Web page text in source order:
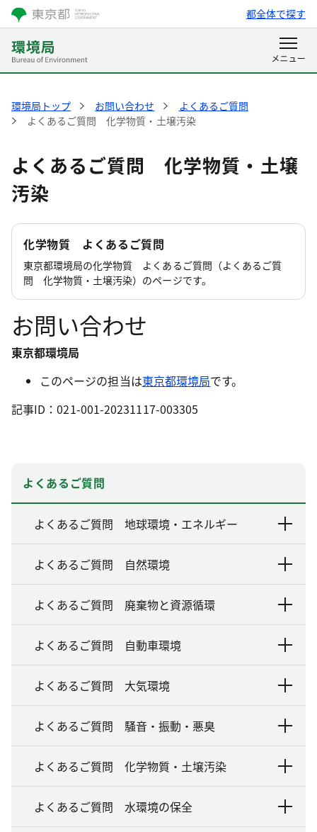
都全体で探す
環境局トップ お問い合わせ
よくあるご質問
よくあるご質問 化学物質・土壌汚染
よくあるご質問 化学物質・土壌
汚染
化学物質 よくあるご質問
東京都環境局の化学物質 よくあるご質問（よくあるご質
問 化学物質・土壌汚染）のページです。
お問い合わせ
東京都環境局
このページの担当は東京都環境局です。
記事ID：021-001-20231117-003305
よくあるご質問
よくあるご質問 地球環境・エネルギー
よくあるご質問 自然環境
よくあるご質問 廃棄物と資源循環
よくあるご質問 自動車環境
よくあるご質問 大気環境
よくあるご質問 騒音・振動・悪臭
よくあるご質問 化学物質・土壌汚染
よくあるご質問 水環境の保全